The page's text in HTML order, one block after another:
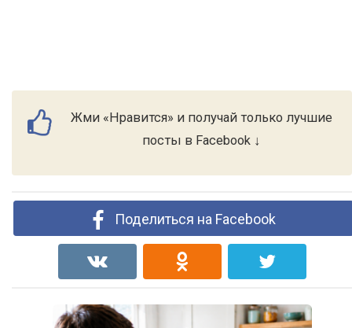
Жми «Нравится» и получай только лучшие
посты в Facebook ↓
Поделиться на Facebook